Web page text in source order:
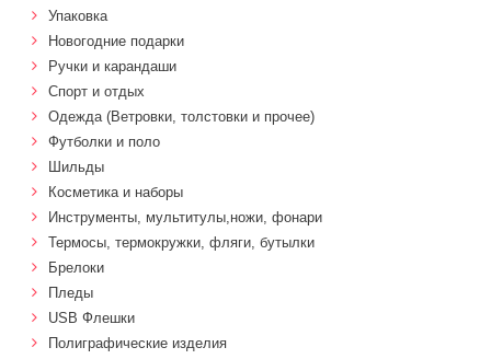
Упаковка
Новогодние подарки
Ручки и карандаши
Спорт и отдых
Одежда (Ветровки, толстовки и прочее)
Футболки и поло
Шильды
Косметика и наборы
Инструменты, мультитулы,ножи, фонари
Термосы, термокружки, фляги, бутылки
Брелоки
Пледы
USB Флешки
Полиграфические изделия